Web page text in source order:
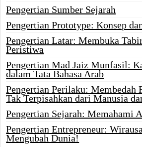
Pengertian Sumber Sejarah
Pengertian Prototype: Konsep
Pengertian Latar: Membuka
Peristiwa
Pengertian Mad Jaiz Munfasil:
dalam Tata Bahasa Arab
Pengertian Perilaku: Membedah
Tak Terpisahkan dari Manusia
Pengertian Sejarah: Memahami
Pengertian Entrepreneur:
Mengubah Dunia!